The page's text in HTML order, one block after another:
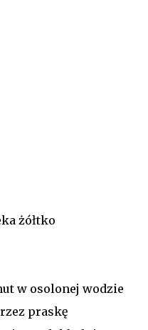
żółtko
w osolonej wodzie
praskę